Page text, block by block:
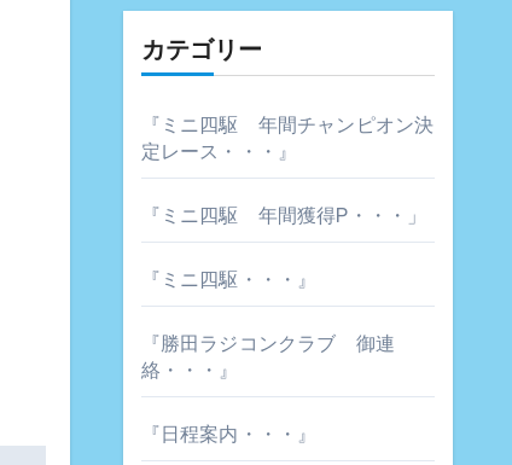
カテゴリー
『ミニ四駆 年間チャンピオン決
定レース・・・』
『ミニ四駆 年間獲得P・・・」
『ミニ四駆・・・』
『勝田ラジコンクラブ 御連
絡・・・』
『日程案内・・・』